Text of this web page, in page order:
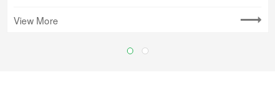
View More
View More